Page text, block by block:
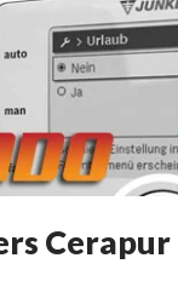
Cerapur